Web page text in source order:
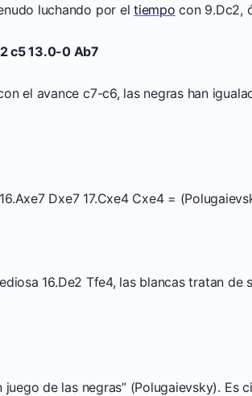
luchando por eltiempo con 9.Dc2,
c5 13.0-0 Ab7
el avance c7-c6, las negras han
Dxe7 17.Cxe4 Cxe4 =
16.De2 Tfe4, las blancas tratan de
juego de las negras” (Polugaievsky). Es